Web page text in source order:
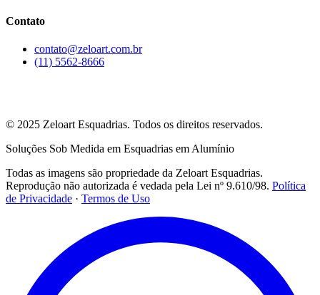
Contato
contato@zeloart.com.br
(11) 5562-8666
© 2025 Zeloart Esquadrias. Todos os direitos reservados.
Soluções Sob Medida em Esquadrias em Alumínio
Todas as imagens são propriedade da Zeloart Esquadrias.
Reprodução não autorizada é vedada pela Lei nº 9.610/98. Política
de Privacidade · Termos de Uso